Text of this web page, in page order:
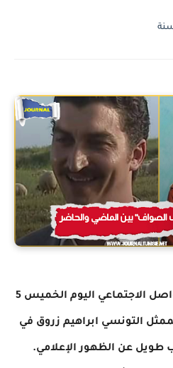
تداولت صفحات مواقع التواصل الاجتماعي اليوم الخميس 5
للممثل التونسي ابراهيم زروق في
طويل عن الظهور الإعلامي.